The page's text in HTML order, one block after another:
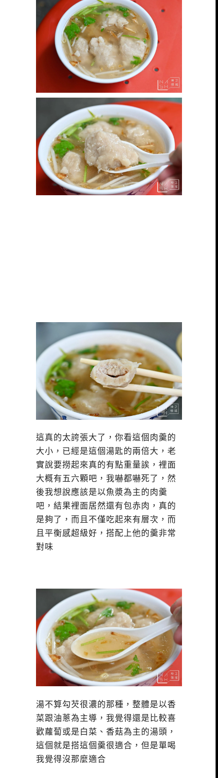
這真的太誇張大了，你看這個肉羹的
大小，已經是這個湯匙的兩倍大，老
實說要撈起來真的有點重量誒，裡面
大概有五六顆吧，我嚇都嚇死了，然
後我想說應該是以魚漿為主的肉羹
吧，結果裡面居然還有包赤肉，真的
是夠了，而且不僅吃起來有層次，而
且平衡感超級好，搭配上他的羹非常
對味
湯不算勾芡很濃的那種，整體是以香
菜跟油蔥為主導，我覺得還是比較喜
歡蘿蔔或是白菜、香菇為主的湯頭，
這個就是搭這個羹很適合，但是單喝
我覺得沒那麼適合